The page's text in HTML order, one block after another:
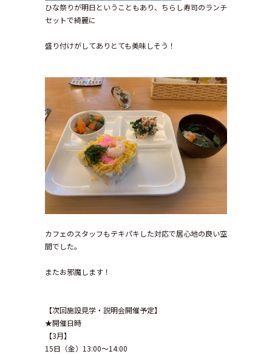
ひな祭りが明日ということもあり、ちらし寿司のランチ
セットで綺麗に
盛り付けがしてありとても美味しそう！
カフェのスタッフもテキパキした対応で居心地の良い空
間でした。
またお邪魔します！
【次回施設見学・説明会開催予定】
★開催日時
【3月】
15日（金）13:00～14:00